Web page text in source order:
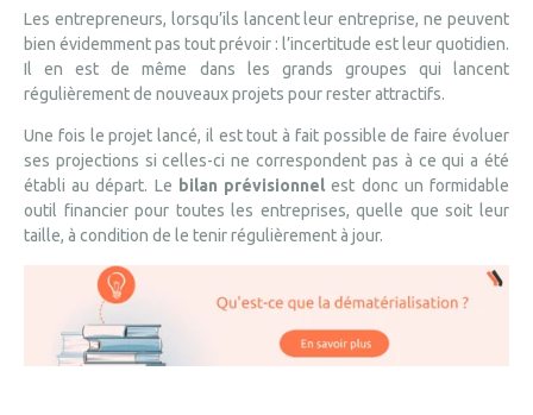
Les entrepreneurs, lorsqu’ils lancent leur entreprise, ne peuvent
bien évidemment pas tout prévoir : l’incertitude est leur quotidien.
Il en est de même dans les grands groupes qui lancent
régulièrement de nouveaux projets pour rester attractifs.
Une fois le projet lancé, il est tout à fait possible de faire évoluer
ses projections si celles-ci ne correspondent pas à ce qui a été
établi au départ. Le bilan prévisionnel est donc un formidable
outil financier pour toutes les entreprises, quelle que soit leur
taille, à condition de le tenir régulièrement à jour.